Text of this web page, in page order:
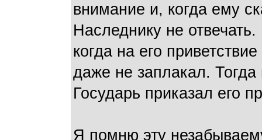
внимание и, когда ему
Наследнику не
когда на его
даже не заплакал.
Государь приказал его
Я помню эту